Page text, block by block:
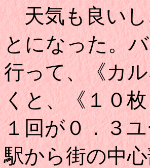
天気も良いし
とになった。
行って、《カ
くと、《１０
１回が０．３
駅から街の中